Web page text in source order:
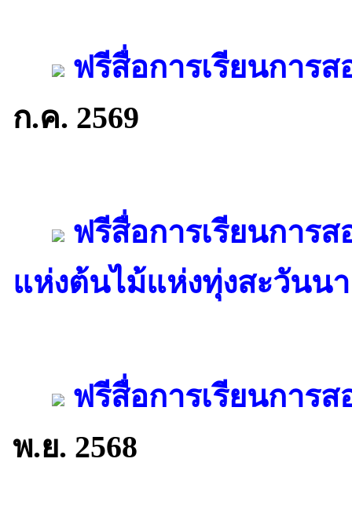
ฟรีสื่อการเรียนการส
ก.ค. 2569
ฟรีสื่อการเรียนการ
แห่งต้นไม้แห่งทุ่งสะวันนา
ฟรีสื่อการเรียนการ
พ.ย. 2568